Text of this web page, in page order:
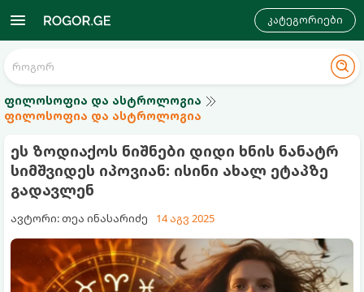
კატეგორიები
ფილოსოფია და ასტროლოგია
ფილოსოფია და ასტროლოგია
ეს ზოდიაქოს ნიშნები დიდი ხნის ნანატრ
სიმშვიდეს იპოვიან: ისინი ახალ ეტაპზე
გადავლენ
ავტორი: თეა ინასარიძე 14 აგვ 2025